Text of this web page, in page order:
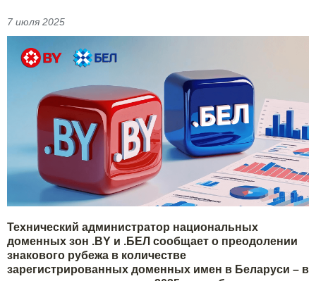
7 июля 2025
Технический администратор национальных
доменных зон .BY и .БЕЛ сообщает о преодолении
знакового рубежа в количестве
зарегистрированных доменных имен в Беларуси – в